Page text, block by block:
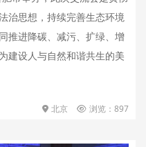
治思想，持续完善生态环境
推进降碳、减污、扩绿、增
建设人与自然和谐共生的美
北京 浏览：897